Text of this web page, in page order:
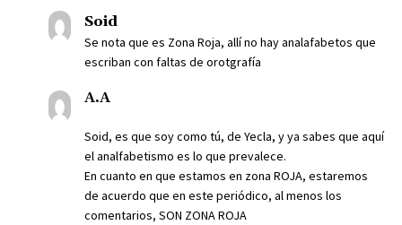
Soid
Se nota que es Zona Roja, allí no hay analafabetos que
escriban con faltas de orotgrafía
A.A
Soid, es que soy como tú, de Yecla, y ya sabes que aquí
el analfabetismo es lo que prevalece.
En cuanto en que estamos en zona ROJA, estaremos
de acuerdo que en este periódico, al menos los
comentarios, SON ZONA ROJA